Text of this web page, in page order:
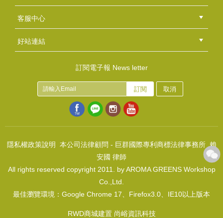
總部
北區
中區
南區
東區
海外
客服中心
會員等級
購物流程
訂單查詢
常見問題
海外訂購流程
連絡我們
下載專區
紅利點數
好站連結
訂閱電子報 News letter
訂閱 取消
隱私權政策說明 本公司法律顧問 - 巨群國際專利商標法律事務所 賴
安國 律師
All rights reserved copyright 2011. by AROMA GREENS Workshop
Co.,Ltd.
最佳瀏覽環境：Google Chrome 17、Firefox3.0、IE10以上版本
RWD商城建置 尚峪資訊科技